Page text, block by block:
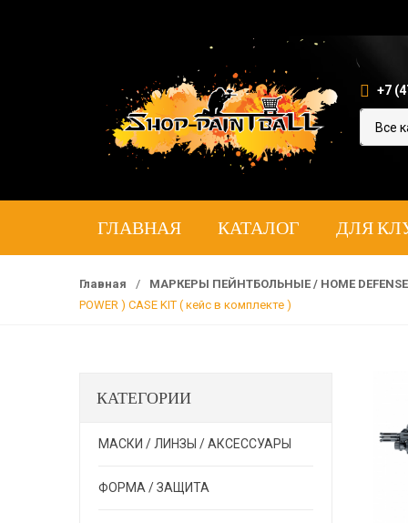
+7
ГЛАВНАЯ КАТАЛОГ ДЛЯ
Главная / МАРКЕРЫ ПЕЙНТБОЛЬНЫЕ / HOME DEFENSE
POWER ) CASE KIT ( кейс в комплекте )
КАТЕГОРИИ
МАСКИ / ЛИНЗЫ / АКСЕССУАРЫ
ФОРМА / ЗАЩИТА